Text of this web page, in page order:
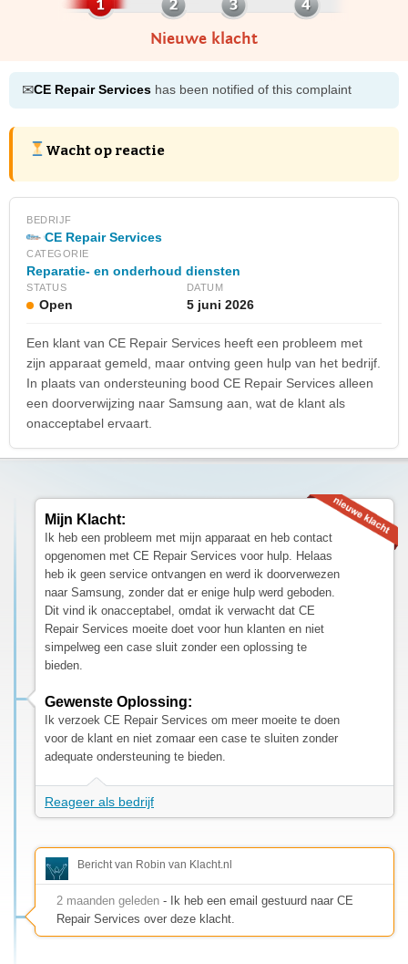
Nieuwe klacht
✉CE Repair Services has been notified of this complaint
Wacht op reactie
BEDRIJF
CE Repair Services
CATEGORIE
Reparatie- en onderhoud diensten
STATUS
Open
DATUM
5 juni 2026
Een klant van CE Repair Services heeft een probleem met
zijn apparaat gemeld, maar ontving geen hulp van het bedrijf.
In plaats van ondersteuning bood CE Repair Services alleen
een doorverwijzing naar Samsung aan, wat de klant als
onacceptabel ervaart.
Mijn Klacht:
Ik heb een probleem met mijn apparaat en heb contact
opgenomen met CE Repair Services voor hulp. Helaas
heb ik geen service ontvangen en werd ik doorverwezen
naar Samsung, zonder dat er enige hulp werd geboden.
Dit vind ik onacceptabel, omdat ik verwacht dat CE
Repair Services moeite doet voor hun klanten en niet
simpelweg een case sluit zonder een oplossing te
bieden.
Gewenste Oplossing:
Ik verzoek CE Repair Services om meer moeite te doen
voor de klant en niet zomaar een case te sluiten zonder
adequate ondersteuning te bieden.
Reageer als bedrijf
Bericht van Robin van Klacht.nl
2 maanden geleden - Ik heb een email gestuurd naar CE
Repair Services over deze klacht.